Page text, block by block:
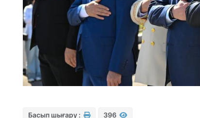
Басып шығару : 396